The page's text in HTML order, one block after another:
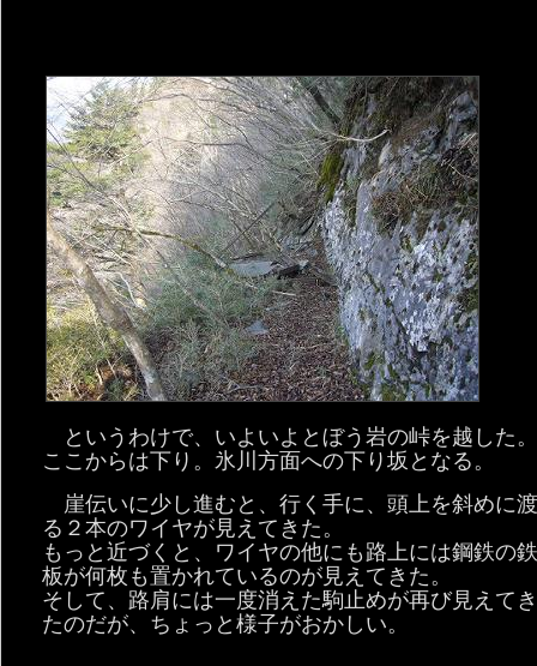
というわけで、いよいよとぼう岩の峠を越した
ここからは下り。氷川方面への下り坂となる。
崖伝いに少し進むと、行く手に、頭上を斜めに
る２本のワイヤが見えてきた。
もっと近づくと、ワイヤの他にも路上には鋼鉄の
板が何枚も置かれているのが見えてきた。
そして、路肩には一度消えた駒止めが再び見えて
たのだが、ちょっと様子がおかしい。